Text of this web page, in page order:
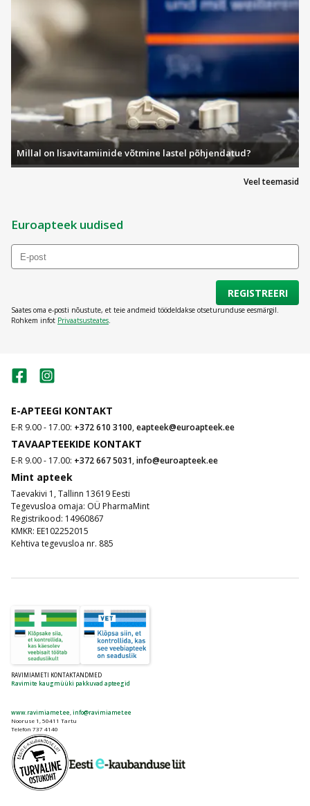
Veel teemasid
Millal on lisavitamiinide võtmine lastel põhjendatud?
Euroapteek uudised
REGISTREERI
Saates oma e-posti nõustute, et teie andmeid töödeldakse otseturunduse eesmärgil.
Rohkem infot Privaatsusteates.
E-APTEEGI KONTAKT
E-R 9.00 - 17.00: +372 610 3100,eapteek@euroapteek.ee
TAVAAPTEEKIDE KONTAKT
E-R 9.00 - 17.00: +372 667 5031,info@euroapteek.ee
Mint apteek
Taevakivi 1, Tallinn 13619 Eesti
Tegevusloa omaja: OÜ PharmaMint
Registrikood: 14960867
KMKR: EE102252015
Kehtiva tegevusloa nr. 885
RAVIMIAMETI KONTAKTANDMED
Ravimite kaugmüüki pakkuvad apteegid
www.ravimiamet.ee info@ravimiamet.ee
Nooruse 1, 50411 Tartu
Telefon 737 4140